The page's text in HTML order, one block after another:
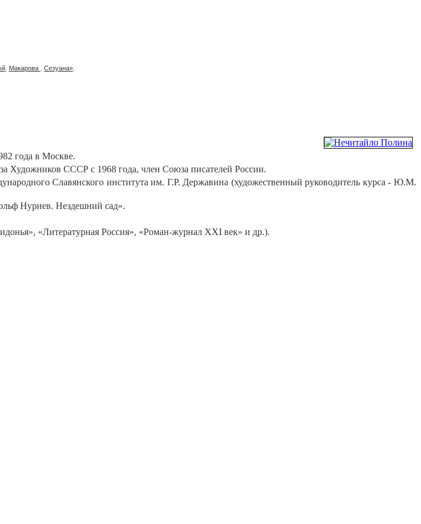
Макарова Сезуана»
года в Москве.
СССР с 1968 года, член Союза писателей России.
Славянского института им. Г.Р. Державина (художественный руководитель курса - Ю.М.
Нуриев. Нездешний сад».
«Литературная Россия», «Роман-журнал ХХI век» и др.).